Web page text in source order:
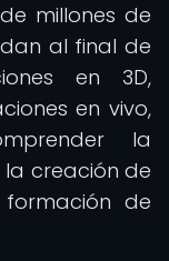
millones de
al final de
en 3D,
en vivo,
la
creación de
de